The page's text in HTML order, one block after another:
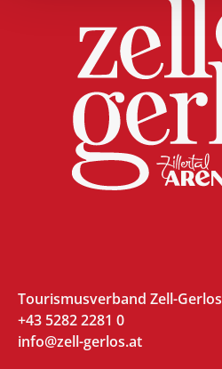
Tourismusverband Zell-Gerlos
+43 5282 2281 0
info@zell-gerlos.at